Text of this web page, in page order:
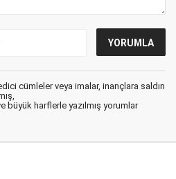
cümleler veya imalar, inançlara saldırı
büyük harflerle yazılmış yorumlar